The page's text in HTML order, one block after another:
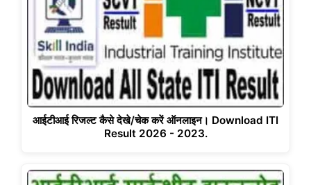
आईटीआई रिजल्ट कैसे देखे/चेक करें ऑनलाइन। Download ITI
Result 2026 - 2023.